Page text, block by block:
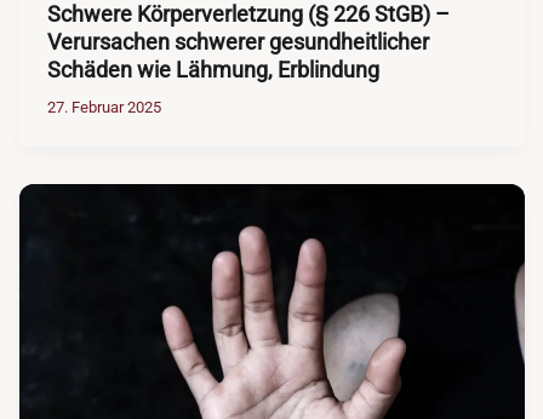
Schwere Körperverletzung (§ 226 StGB) –
Verursachen schwerer gesundheitlicher
Schäden wie Lähmung, Erblindung
27. Februar 2025